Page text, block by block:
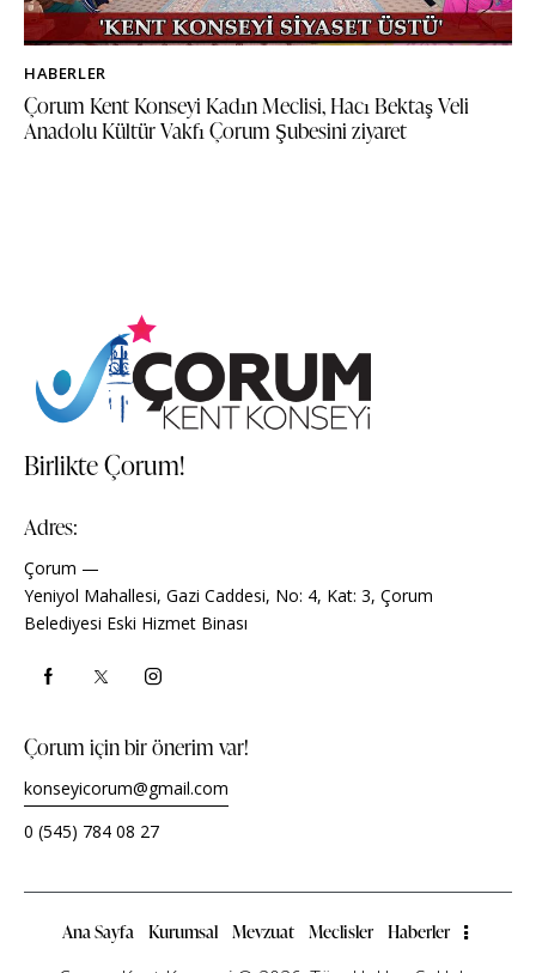
HABERLER
Çorum Kent Konseyi Kadın Meclisi, Hacı Bektaş Veli
Anadolu Kültür Vakfı Çorum Şubesini ziyaret
Birlikte Çorum!
Adres:
Çorum —
Yeniyol Mahallesi, Gazi Caddesi, No: 4, Kat: 3, Çorum
Belediyesi Eski Hizmet Binası
Çorum için bir önerim var!
konseyicorum@gmail.com
0 (545) 784 08 27
Ana Sayfa Kurumsal Mevzuat Meclisler Haberler